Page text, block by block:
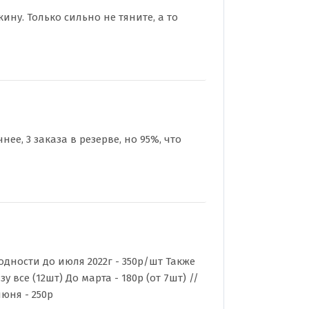
Только сильно не тяните, а то
3 заказа в резерве, но 95%, что
до июля 2022г - 350р/шт Также
все (12шт) До марта - 180р (от 7шт) //
- 250р